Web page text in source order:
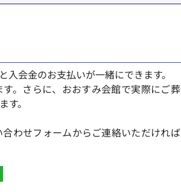
会金のお支払いが一緒にできます。
。さらに、おおすみ会館で実際にご
。
わせフォームからご連絡いただければ